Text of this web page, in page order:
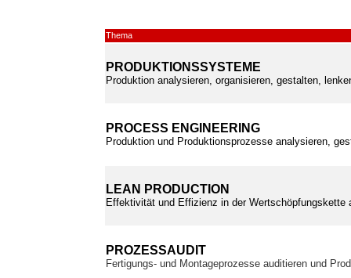
Thema
PRODUKTIONSSYSTEME
Produktion analysieren, organisieren, gestalten,
PROCESS ENGINEERING
Produktion und Produktionsprozesse analysieren,
LEAN PRODUCTION
Effektivität und Effizienz in der Wertschöpfungskette
PROZESSAUDIT
Fertigungs- und Montageprozesse auditieren und